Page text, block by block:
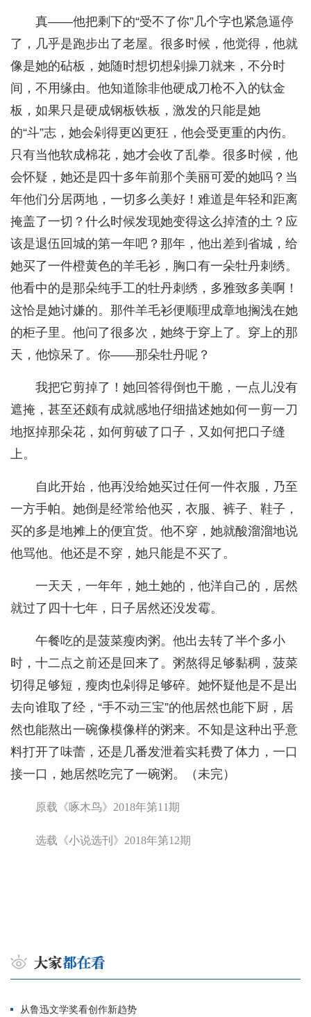
真——他把剩下的“受不了你”几个字也紧急逼停
了，几乎是跑步出了老屋。很多时候，他觉得，他就
像是她的砧板，她随时想切想剁操刀就来，不分时
间，不用缘由。他知道除非他硬成刀枪不入的钛金
板，如果只是硬成钢板铁板，激发的只能是她
的“斗”志，她会剁得更凶更狂，他会受更重的内伤。
只有当他软成棉花，她才会收了乱拳。很多时候，他
会怀疑，她还是四十多年前那个美丽可爱的她吗？当
年他们分居两地，一切多么美好！难道是年轻和距离
掩盖了一切？什么时候发现她变得这么掉渣的土？应
该是退伍回城的第一年吧？那年，他出差到省城，给
她买了一件橙黄色的羊毛衫，胸口有一朵牡丹刺绣。
他看中的是那朵纯手工的牡丹刺绣，多雅致多美啊！
这恰是她讨嫌的。那件羊毛衫便顺理成章地搁浅在她
的柜子里。他问了很多次，她终于穿上了。穿上的那
天，他惊呆了。你——那朵牡丹呢？
我把它剪掉了！她回答得倒也干脆，一点儿没有
遮掩，甚至还颇有成就感地仔细描述她如何一剪一刀
地抠掉那朵花，如何剪破了口子，又如何把口子缝
上。
自此开始，他再没给她买过任何一件衣服，乃至
一方手帕。她倒是经常给他买，衣服、裤子、鞋子，
买的多是地摊上的便宜货。他不穿，她就酸溜溜地说
他骂他。他还是不穿，她只能是不买了。
一天天，一年年，她土她的，他洋自己的，居然
就过了四十七年，日子居然还没发霉。
午餐吃的是菠菜瘦肉粥。他出去转了半个多小
时，十二点之前还是回来了。粥熬得足够黏稠，菠菜
切得足够短，瘦肉也剁得足够碎。她怀疑他是不是出
去向谁取了经，“手不动三宝”的他居然也能下厨，居
然也能熬出一碗像模像样的粥来。不知是这种出乎意
料打开了味蕾，还是几番发泄着实耗费了体力，一口
接一口，她居然吃完了一碗粥。（未完）
原载《啄木鸟》2018年第11期
选载《小说选刊》2018年第12期
从鲁迅文学奖看创作新趋势